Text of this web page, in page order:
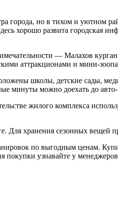
города, но в тихом и
хорошо развита городская
— Малахов
аттракционами и мини-
школы, детские сады,
минуты можно доехать до
жилого комплекса
Для хранения сезонных вещей
по выгодным ценам.
покупки узнавайте у